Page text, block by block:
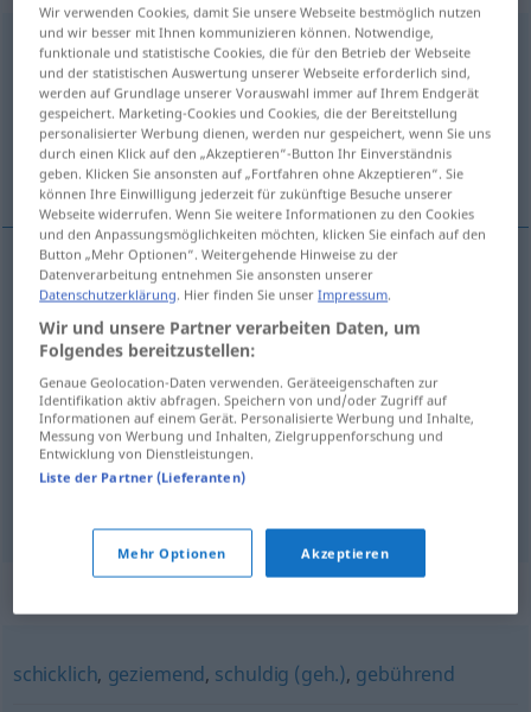
geboten <p/perf>
Übersicht aller Übersetzungen
(Für mehr Details die Übersetzung anklicken/antippen)
je třeba opatrnosti
geboten → siehe „bieten“
geboten → siehe „gebieten“
Beispiele
Vorsichtist geboten
jetřebaopatrnosti
schicklich, geziemend, schuldig (geh.), gebührend
Wir verwenden Cookies, damit Sie unsere Webseite bestmöglich nutzen
und wir besser mit Ihnen kommunizieren können. Notwendige,
funktionale und statistische Cookies, die für den Betrieb der Webseite
und der statistischen Auswertung unserer Webseite erforderlich sind,
werden auf Grundlage unserer Vorauswahl immer auf Ihrem Endgerät
gespeichert. Marketing-Cookies und Cookies, die der Bereitstellung
personalisierter Werbung dienen, werden nur gespeichert, wenn Sie uns
durch einen Klick auf den „Akzeptieren“-Button Ihr Einverständnis
geben. Klicken Sie ansonsten auf „Fortfahren ohne Akzeptieren“. Sie
können Ihre Einwilligung jederzeit für zukünftige Besuche unserer
Webseite widerrufen. Wenn Sie weitere Informationen zu den Cookies
und den Anpassungsmöglichkeiten möchten, klicken Sie einfach auf den
Button „Mehr Optionen“. Weitergehende Hinweise zu der
Datenverarbeitung entnehmen Sie ansonsten unserer
Datenschutzerklärung. Hier finden Sie unserImpressum.
Wir und unsere Partner verarbeiten Daten, um
Folgendes bereitzustellen:
Genaue Geolocation-Daten verwenden. Geräteeigenschaften zur
Identifikation aktiv abfragen. Speichern von und/oder Zugriff auf
Informationen auf einem Gerät. Personalisierte Werbung und Inhalte,
Messung von Werbung und Inhalten, Zielgruppenforschung und
Entwicklung von Dienstleistungen.
Liste der Partner (Lieferanten)
Mehr Optionen Akzeptieren